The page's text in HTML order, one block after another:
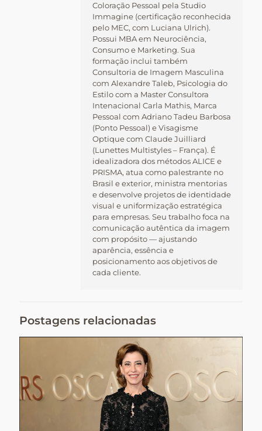
Coloração Pessoal pela Studio
Immagine (certificação reconhecida
pelo MEC, com Luciana Ulrich).
Possui MBA em Neurociência,
Consumo e Marketing. Sua
formação inclui também
Consultoria de Imagem Masculina
com Alexandre Taleb, Psicologia do
Estilo com a Master Consultora
Intenacional Carla Mathis, Marca
Pessoal com Adriano Tadeu Barbosa
(Ponto Pessoal) e Visagisme
Optique com Claude Juilliard
(Lunettes Multistyles – França). É
idealizadora dos métodos ALICE e
PRISMA, atua como palestrante no
Brasil e exterior, ministra mentorias
e desenvolve projetos de identidade
visual e uniformização estratégica
para empresas. Seu trabalho foca na
comunicação autêntica da imagem
com propósito — ajustando
aparência, essência e
posicionamento aos objetivos de
cada cliente.
Postagens relacionadas